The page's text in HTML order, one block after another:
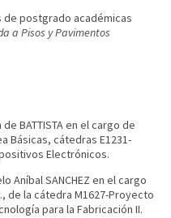
de postgrado académicas
a Pisos y Pavimentos
BATTISTA en el cargo de
Básicas, cátedras E1231-
Electrónicos.
Aníbal SANCHEZ en el cargo
de la cátedra M1627-Proyecto
para la Fabricación II.